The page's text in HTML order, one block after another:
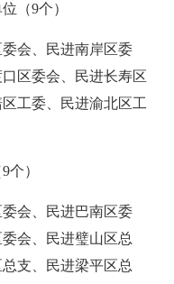
（9个）
会、民进南岸区委
区委会、民进长寿区
工委、民进渝北区工
个）
会、民进巴南区委
会、民进璧山区总
支、民进梁平区总